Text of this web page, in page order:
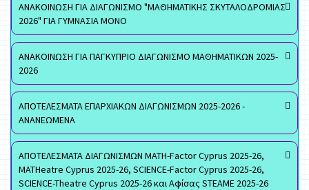
ΑΝΑΚΟΙΝΩΣΗ ΓΙΑ ΔΙΑΓΩΝΙΣΜΟ "ΜΑΘΗΜΑΤΙΚΗΣ ΣΚΥΤΑΛΟΔΡΟΜΙΑΣ
2026" ΓΙΑ ΓΥΜΝΑΣΙΑ ΜΟΝΟ
ΑΝΑΚΟΙΝΩΣΗ ΓΙΑ ΠΑΓΚΥΠΡΙΟ ΔΙΑΓΩΝΙΣΜΟ ΜΑΘΗΜΑΤΙΚΩΝ 2025-
2026
ΑΠΟΤΕΛΕΣΜΑΤΑ ΕΠΑΡΧΙΑΚΩΝ ΔΙΑΓΩΝΙΣΜΩΝ 2025-2026 -
ΑΝΑΝΕΩΜΕΝΑ
ΑΠΟΤΕΛΕΣΜΑΤΑ ΔΙΑΓΩΝΙΣΜΩΝ MATH-Factor Cyprus 2025-26,
MATHeatre Cyprus 2025-26, SCIENCE-Factor Cyprus 2025-26,
SCIENCE-Theatre Cyprus 2025-26 και Αφίσας STEAME 2025-26